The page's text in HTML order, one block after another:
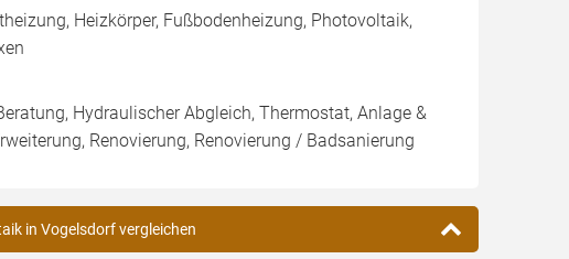
Heizkörper, Fußbodenheizung, Photovoltaik,
Hydraulischer Abgleich, Thermostat, Anlage &
Renovierung, Renovierung / Badsanierung
in Vogelsdorf vergleichen